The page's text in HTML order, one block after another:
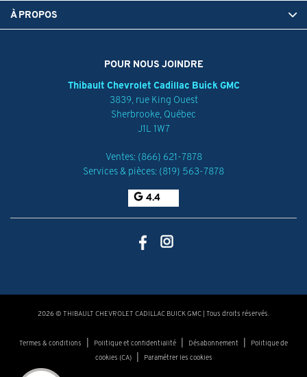
POUR NOUS JOINDRE
Thibault Chevrolet Cadillac Buick GMC
3839, rue King Ouest
Sherbrooke Québec
J1L 1W7
Ventes: (866) 621-7878
Services & pièces: (819) 563-7878
4.4
À PROPOS
2026 © THIBAULT CHEVROLET CADILLAC BUICK GMC | Tous droits réservés.
Termes & conditions | Politique et confidentialité | Désabonnement |
Politique de
cookies (CA)| Paramétrer les cookies